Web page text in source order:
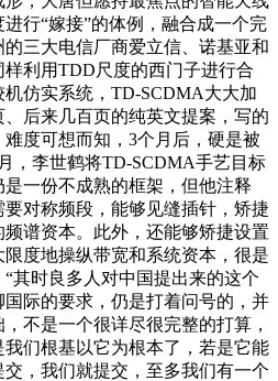
行“嫁接”的体例，融合成一个完
三大电信厂商爱立信、诺基亚和
利用TDD尺度的西门子进行合
仿实系统，TD-SCDMA大大加
后来几百页的纯英文提案，写的
度可想而知，3个月后，硬是被
，李世鹤将TD-SCDMA手艺目标
一份不成熟的框架，但他注释
对称频段，能够见缝插针，矫捷
谱资本。此外，还能够矫捷设置
限度地操纵带宽和系统资本，很是
其时良多人对中国提出来的这个
际的要求，仍是打着问号的，并
不是一个很详尽很完整的打算，
们根基以它为根本了，若是它能
，我们就提交，至多我们有一个